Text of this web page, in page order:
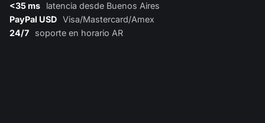
<35 ms
latencia desde Buenos Aires
PayPal USD Visa/Mastercard/Amex
24/7
soporte en horario AR